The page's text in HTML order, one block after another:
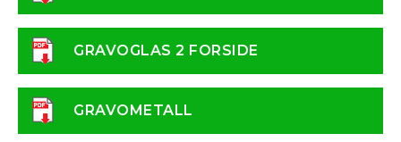
GRAVOGLAS 2 FORSIDE
GRAVOMETALL